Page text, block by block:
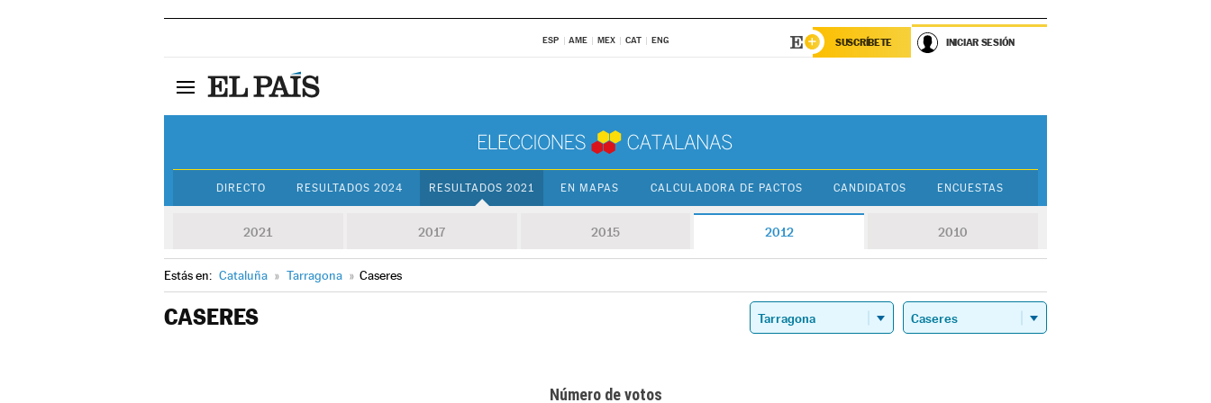
ESP AME MEX CAT ENG SUSCRÍBETE INICIAR SESIÓN
DIRECTO RESULTADOS 2024 RESULTADOS 2021 EN MAPAS CALCULADORA DE PACTOS CANDIDATOS ENCUESTAS
2021 2017 2015 2012 2010
Estás en: Cataluña » Tarragona » Caseres
CASERES
Número de votos